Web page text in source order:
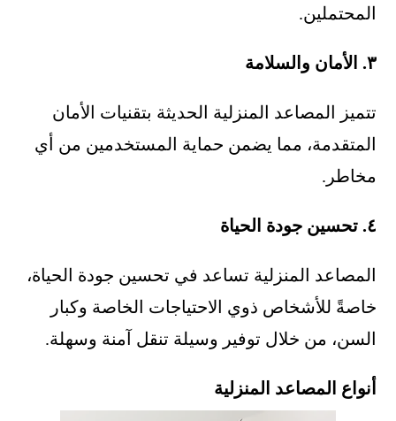
المحتملين.
٣. الأمان والسلامة
تتميز المصاعد المنزلية الحديثة بتقنيات الأمان
المتقدمة، مما يضمن حماية المستخدمين من أي
مخاطر.
٤. تحسين جودة الحياة
المصاعد المنزلية تساعد في تحسين جودة الحياة،
خاصةً للأشخاص ذوي الاحتياجات الخاصة وكبار
السن، من خلال توفير وسيلة تنقل آمنة وسهلة.
أنواع المصاعد المنزلية